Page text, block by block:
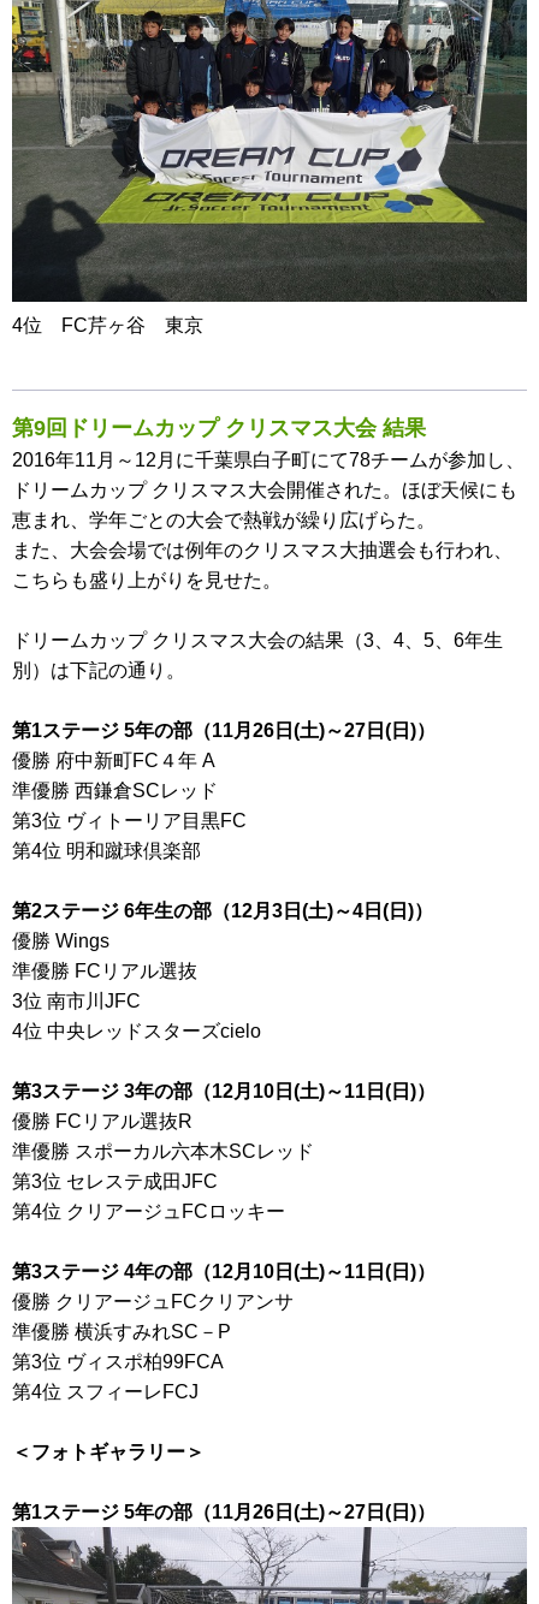
4位 FC芹ヶ谷 東京
第9回ドリームカップ クリスマス大会 結果
2016年11月～12月に千葉県白子町にて78チームが参加し、
ドリームカップ クリスマス大会開催された。ほぼ天候にも
恵まれ、学年ごとの大会で熱戦が繰り広げらた。
また、大会会場では例年のクリスマス大抽選会も行われ、
こちらも盛り上がりを見せた。
ドリームカップ クリスマス大会の結果（3、4、5、6年生
別）は下記の通り。
第1ステージ 5年の部（11月26日(土)～27日(日)）
優勝 府中新町FC４年 A
準優勝 西鎌倉SCレッド
第3位 ヴィトーリア目黒FC
第4位 明和蹴球倶楽部
第2ステージ 6年生の部（12月3日(土)～4日(日)）
優勝 Wings
準優勝 FCリアル選抜
3位 南市川JFC
4位 中央レッドスターズcielo
第3ステージ 3年の部（12月10日(土)～11日(日)）
優勝 FCリアル選抜R
準優勝 スポーカル六本木SCレッド
第3位 セレステ成田JFC
第4位 クリアージュFCロッキー
第3ステージ 4年の部（12月10日(土)～11日(日)）
優勝 クリアージュFCクリアンサ
準優勝 横浜すみれSC－P
第3位 ヴィスポ柏99FCA
第4位 スフィーレFCJ
＜フォトギャラリー＞
第1ステージ 5年の部（11月26日(土)～27日(日)）